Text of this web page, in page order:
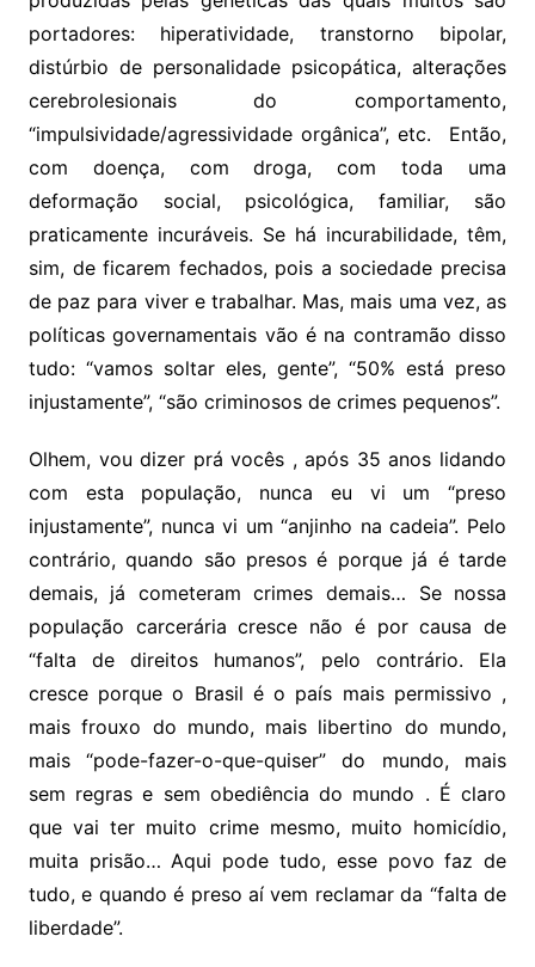
portadores: hiperatividade, transtorno bipolar,
distúrbio de personalidade psicopática, alterações
cerebrolesionais do comportamento,
“impulsividade/agressividade orgânica”, etc. Então,
com doença, com droga, com toda uma
deformação social, psicológica, familiar, são
praticamente incuráveis. Se há incurabilidade, têm,
sim, de ficarem fechados, pois a sociedade precisa
de paz para viver e trabalhar. Mas, mais uma vez, as
políticas governamentais vão é na contramão disso
tudo: “vamos soltar eles, gente”, “50% está preso
injustamente”, “são criminosos de crimes pequenos”.
Olhem, vou dizer prá vocês , após 35 anos lidando
com esta população, nunca eu vi um “preso
injustamente”, nunca vi um “anjinho na cadeia”. Pelo
contrário, quando são presos é porque já é tarde
demais, já cometeram crimes demais… Se nossa
população carcerária cresce não é por causa de
“falta de direitos humanos”, pelo contrário. Ela
cresce porque o Brasil é o país mais permissivo ,
mais frouxo do mundo, mais libertino do mundo,
mais “pode-fazer-o-que-quiser” do mundo, mais
sem regras e sem obediência do mundo . É claro
que vai ter muito crime mesmo, muito homicídio,
muita prisão… Aqui pode tudo, esse povo faz de
tudo, e quando é preso aí vem reclamar da “falta de
liberdade”.